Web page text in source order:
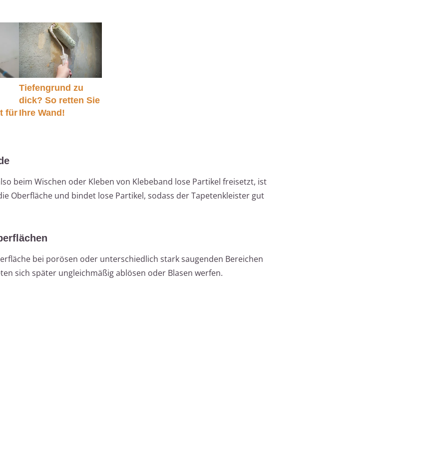
für
Tiefengrund zu
dick? So retten Sie
Ihre Wand!
beim Wischen oder Kleben von Klebeband lose Partikel freisetzt, ist
Oberfläche und bindet lose Partikel, sodass der Tapetenkleister gut
bei porösen oder unterschiedlich stark saugenden Bereichen
sich später ungleichmäßig ablösen oder Blasen werfen.